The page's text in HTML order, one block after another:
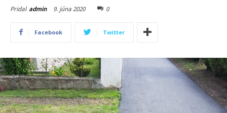
Pridal admin 9. júna 2020 0
Facebook Twitter